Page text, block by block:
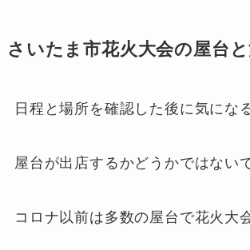
さいたま市花火大会の屋台
日程と場所を確認した後に気にな
屋台が出店するかどうかではない
コロナ以前は多数の屋台で花火大